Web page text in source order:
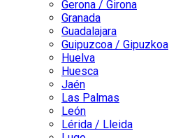
Gerona / Girona
Granada
Guadalajara
Guipuzcoa / Gipuzkoa
Huelva
Huesca
Jaén
Las Palmas
León
Lérida / Lleida